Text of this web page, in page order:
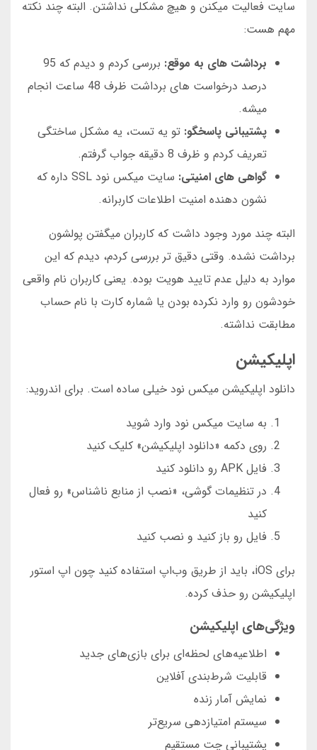
سایت فعالیت میکنن و هیچ مشکلی نداشتن. البته چند نکته
مهم هست:
برداشت های به موقع:
بررسی کردم و دیدم که 95
درصد درخواست های برداشت ظرف 48 ساعت انجام
میشه.
پشتیبانی پاسخگو: تو یه تست، یه مشکل ساختگی
تعریف کردم و ظرف 8 دقیقه جواب گرفتم.
گواهی های امنیتی:
سایت میکس نود SSL داره که
نشون دهنده امنیت اطلاعات کاربرانه.
البته چند مورد وجود داشت که کاربران میگفتن پولشون
برداشت نشده. وقتی دقیق تر بررسی کردم، دیدم که این
موارد به دلیل عدم تایید هویت بوده. یعنی کاربران نام واقعی
خودشون رو وارد نکرده بودن یا شماره کارت با نام حساب
مطابقت نداشته.
اپلیکیشن
دانلود اپلیکیشن میکس نود خیلی ساده است. برای اندروید:
به سایت میکس نود وارد شوید
روی دکمه «دانلود اپلیکیشن» کلیک کنید
فایل APK رو دانلود کنید
در تنظیمات گوشی، «نصب از منابع ناشناس» رو فعال
کنید
فایل رو باز کنید و نصب کنید
برای iOS، باید از طریق وب‌اپ استفاده کنید چون اپ استور
اپلیکیشن رو حذف کرده.
ویژگی‌های اپلیکیشن
اطلاعیه‌های لحظه‌ای برای بازی‌های جدید
قابلیت شرط‌بندی آفلاین
نمایش آمار زنده
سیستم امتیازدهی سریع‌تر
پشتیبانی چت مستقیم